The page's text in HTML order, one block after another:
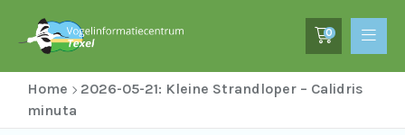
0
Home
2026-05-21: Kleine Strandloper – Calidris
minuta